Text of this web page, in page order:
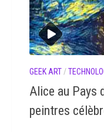
GEEK ART/
Alice au Pays
peintres